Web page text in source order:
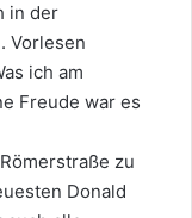
in der
Vorlesen
ich am
Freude war es
zu
Donald